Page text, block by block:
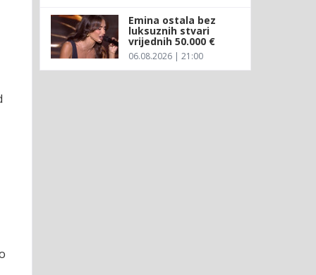
Emina ostala bez
luksuznih stvari
vrijednih 50.000 €
06.08.2026 | 21:00